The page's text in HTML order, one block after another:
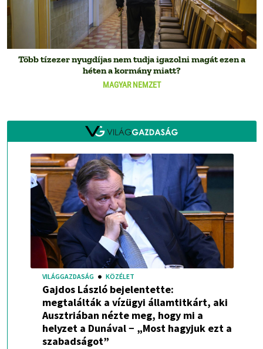
MAGYAR NEMZET
Több tízezer nyugdíjas nem tudja igazolni magát ezen a
héten a kormány miatt?
VILÁGGAZDASÁG KÖZÉLET
Gajdos László bejelentette:
megtalálták a vízügyi államtitkárt, aki
Ausztriában nézte meg, hogy mi a
helyzet a Dunával − „Most hagyjuk ezt a
szabadságot”